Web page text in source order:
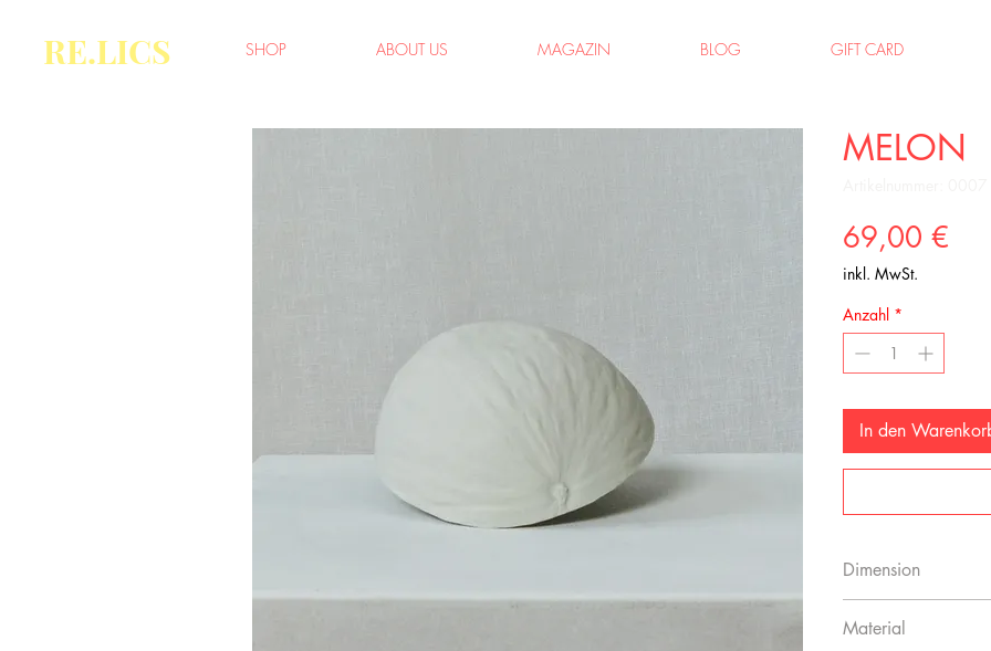
RE.LICS SHOP ABOUT US MAGAZIN BLOG GIFT CARD
MELON
69,00 €
inkl. MwSt.
Anzahl *
In den
Dimension
Material